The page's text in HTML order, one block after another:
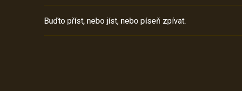
Buďto příst, nebo jíst, nebo píseň zpívat.